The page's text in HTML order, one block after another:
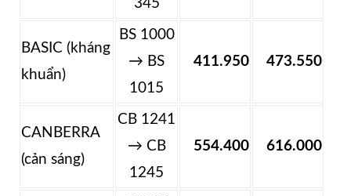
345
BASIC (kháng
khuẩn)
BS 1000
→ BS
1015
411.950 473.550
CANBERRA
(cản sáng)
CB 1241
→ CB
1245
554.400 616.000